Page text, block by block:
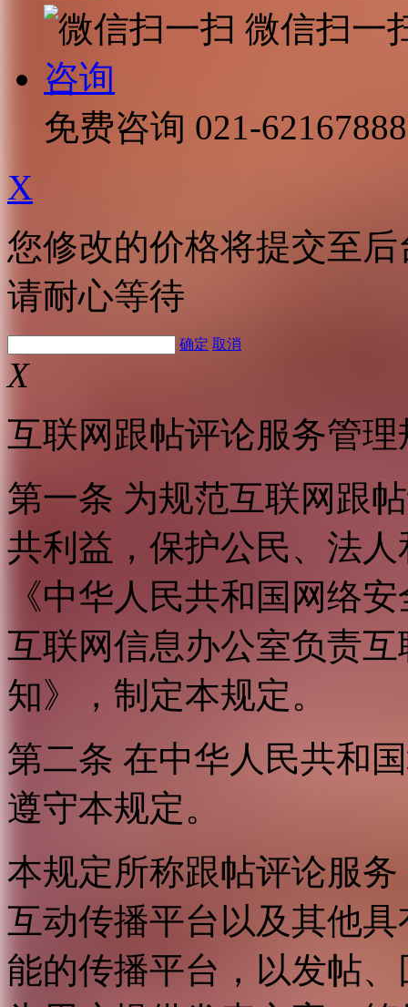
微信扫一
咨询
免费咨询 021-62167888
X
您修改的价格将提交至
请耐心等待
确定 取消
X
互联网跟帖评论服务管理
第一条 为规范互联网跟
共利益，保护公民、法
《中华人民共和国网络
互联网信息办公室负责
知》，制定本规定。
第二条 在中华人民共和
遵守本规定。
本规定所称跟帖评论服
互动传播平台以及其他
能的传播平台，以发帖